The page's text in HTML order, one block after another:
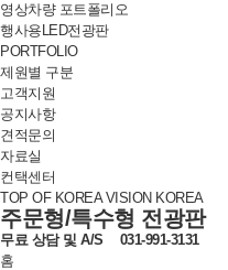
영상차량 포트폴리오
행사용LED전광판
PORTFOLIO
제원별 구분
고객지원
공지사항
견적문의
자료실
컨택센터
TOP OF KOREA VISION KOREA
주문형/특수형 전광판
무료 상담 및 A/S
031-991-3131
홈